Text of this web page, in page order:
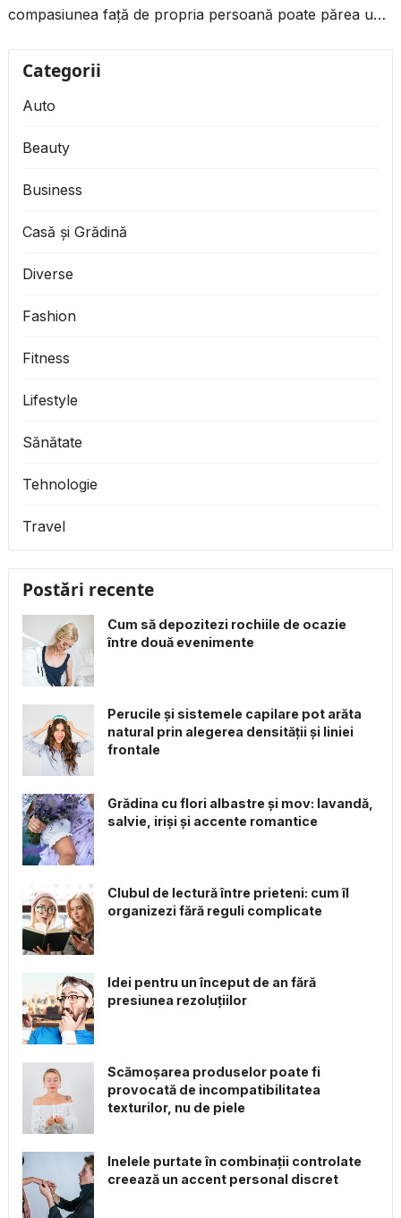
compasiunea față de propria persoană poate părea un
Categorii
Auto
Beauty
Business
Casă și Grădină
Diverse
Fashion
Fitness
Lifestyle
Sănătate
Tehnologie
Travel
Postări recente
Cum să depozitezi rochiile de ocazie
între două evenimente
Perucile și sistemele capilare pot arăta
natural prin alegerea densității și liniei
frontale
Grădina cu flori albastre și mov: lavandă,
salvie, iriși și accente romantice
Clubul de lectură între prieteni: cum îl
organizezi fără reguli complicate
Idei pentru un început de an fără
presiunea rezoluțiilor
Scămoșarea produselor poate fi
provocată de incompatibilitatea
texturilor, nu de piele
Inelele purtate în combinații controlate
creează un accent personal discret